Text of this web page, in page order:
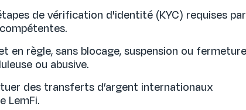
de vérification d'identité (KYC) requises
en règle, sans blocage, suspension ou
ou abusive.
des transferts d’argent internationaux
LemFi.